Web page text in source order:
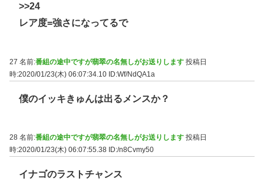
>>24
レア度=強さになってるで
27 名前:番組の途中ですが翡翠の名無しがお送りします 投稿日
時:2020/01/23(木) 06:07:34.10 ID:Wf/NdQA1a
僕のイッキきゅんは出るメンスか？
28 名前:番組の途中ですが翡翠の名無しがお送りします 投稿日
時:2020/01/23(木) 06:07:55.38 ID:/n8Cvmy50
イナゴのラストチャンス